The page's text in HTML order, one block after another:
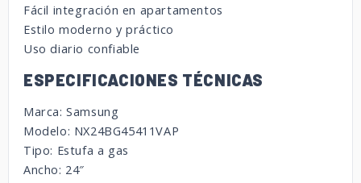
Fácil integración en apartamentos
Estilo moderno y práctico
Uso diario confiable
ESPECIFICACIONES TÉCNICAS
Marca: Samsung
Modelo: NX24BG45411VAP
Tipo: Estufa a gas
Ancho: 24″